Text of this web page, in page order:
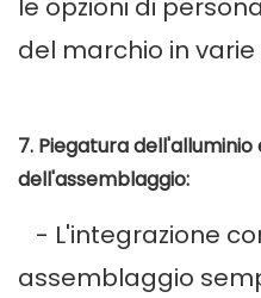
le opzioni di
del marchio in
7. Piegatura
dell'assemblaggio:
- L'integrazione
assemblaggio